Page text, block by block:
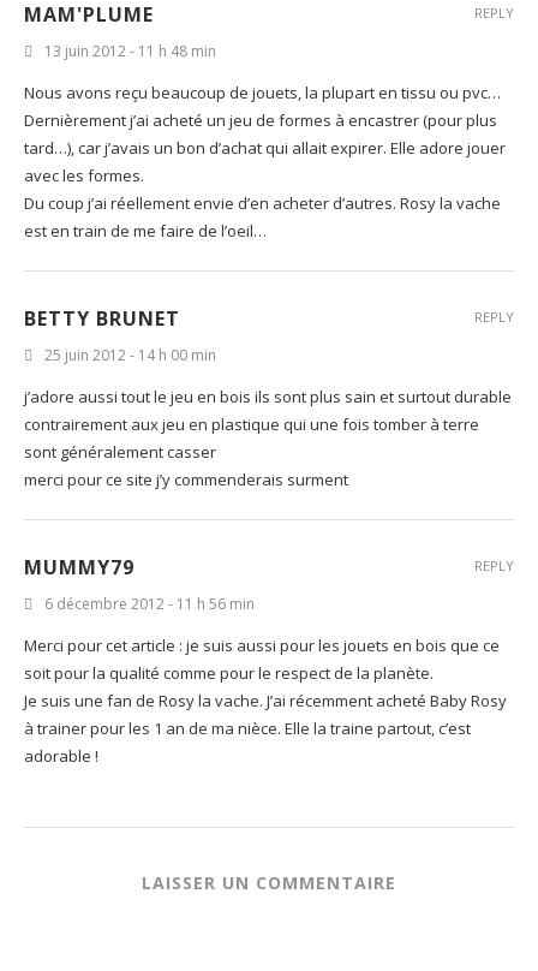
MAM'PLUME
13 juin 2012 - 11 h 48 min
Nous avons reçu beaucoup de jouets, la plupart en tissu ou pvc…
Dernièrement j’ai acheté un jeu de formes à encastrer (pour plus
tard…), car j’avais un bon d’achat qui allait expirer. Elle adore jouer
avec les formes.
Du coup j’ai réellement envie d’en acheter d’autres. Rosy la vache
est en train de me faire de l’oeil…
REPLY
BETTY BRUNET
25 juin 2012 - 14 h 00 min
j’adore aussi tout le jeu en bois ils sont plus sain et surtout durable
contrairement aux jeu en plastique qui une fois tomber à terre
sont généralement casser
merci pour ce site j’y commenderais surment
REPLY
MUMMY79
6 décembre 2012 - 11 h 56 min
Merci pour cet article : je suis aussi pour les jouets en bois que ce
soit pour la qualité comme pour le respect de la planète.
Je suis une fan de Rosy la vache. J’ai récemment acheté Baby Rosy
à trainer pour les 1 an de ma nièce. Elle la traine partout, c’est
adorable !
REPLY
LAISSER UN COMMENTAIRE